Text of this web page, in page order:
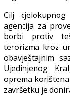
Cilj
agencija za
borbi protiv
terorizma kroz
obavještajnim
Ujedinjenog
oprema
završetku je